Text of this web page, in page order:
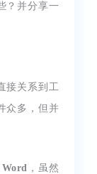
？并分享一
接关系到工
众多，但并
，虽然